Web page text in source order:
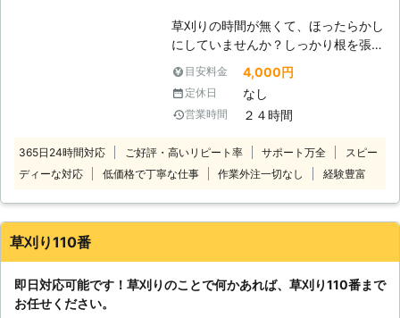
草刈りの時間が無くて、ほったらかし
にしていませんか？しっかり根を張っ
た雑草は、簡単には引き抜けず、地上
部を全部刈り取ったとしても、地中に
残った部分から再生することだってあ
ります。 せっかくのきれいなお庭も
ひ、当社にお任せください。 雑草の
草抜きのプロが皆様のご相談に対応。
目安料金 4,000円
定休日 なし
営業時間 ２４時間
365日24時間対応 ご好評・高いリピート率 サポート万全
スピー
ディーな対応
低価格で丁寧な仕事 作業外注一切なし 経験豊富
草刈り110番
即日対応可能です！草刈りのことで何かあれば、草刈り110番まで
お任せください。